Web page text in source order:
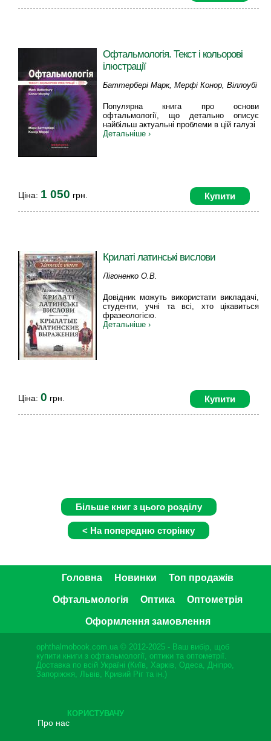
Офтальмологія. Текст і кольорові
ілюстрації
Баттербері Марк, Мерфі Конор, Віллоубі
Популярна книга про основи
офтальмології, що детально описує
найбільш актуальні проблеми в цій галузі
Детальніше ›
Купити
Ціна: 1 050 грн.
Крилаті латинські вислови
Лігоненко О.В.
Довідник можуть використати викладачі,
студенти, учні та всі, хто цікавиться
фразеологією.
Детальніше ›
Купити
Ціна: 0 грн.
Головна Новинки Топ продажів
Офтальмологія Оптика Оптометрія
Оформлення замовлення
ophthalmobook.com.ua © 2012-2025 - Ваш вибір, щоб
купити книги з офтальмології, оптики та оптометрії.
Доставка по всій Україні (Київ, Харків, Одеса, Дніпро,
Запоріжжя, Львів, Кривий Ріг та ін.)
КОРИСТУВАЧУ
Про нас